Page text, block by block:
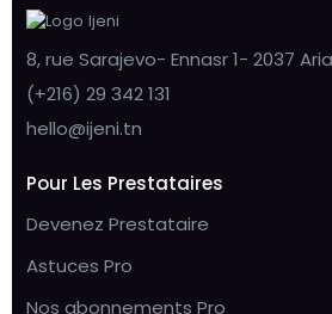
8, rue Sarajevo- Ennasr 1- 2037
(+216) 29 342 131
hello@ijeni.tn
Pour Les Prestataires
Devenez Prestataire
Astuces Pro
Nos abonnements Pro